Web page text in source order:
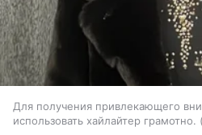
Для получения привлекающего
использовать хайлайтер грамотно.